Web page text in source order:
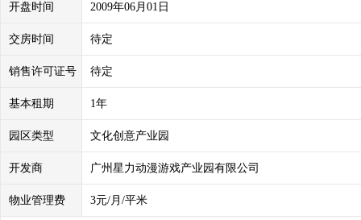
开盘时间 2009年06月01日
交房时间 待定
销售许可证号 待定
基本租期 1年
园区类型 文化创意产业园
开发商 广州星力动漫游戏产业园有限公司
物业管理费 3元/月/平米